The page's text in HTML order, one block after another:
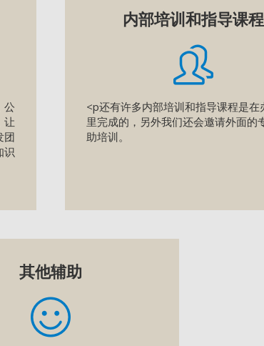
公
让
团
识
内部培训和指导课程
<p还有许多内部培训和指导课程是在
里完成的，另外我们还会邀请外面的
助培训。
其他辅助